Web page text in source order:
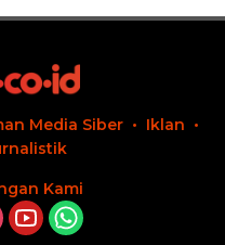
Media Siber
Iklan
Kami